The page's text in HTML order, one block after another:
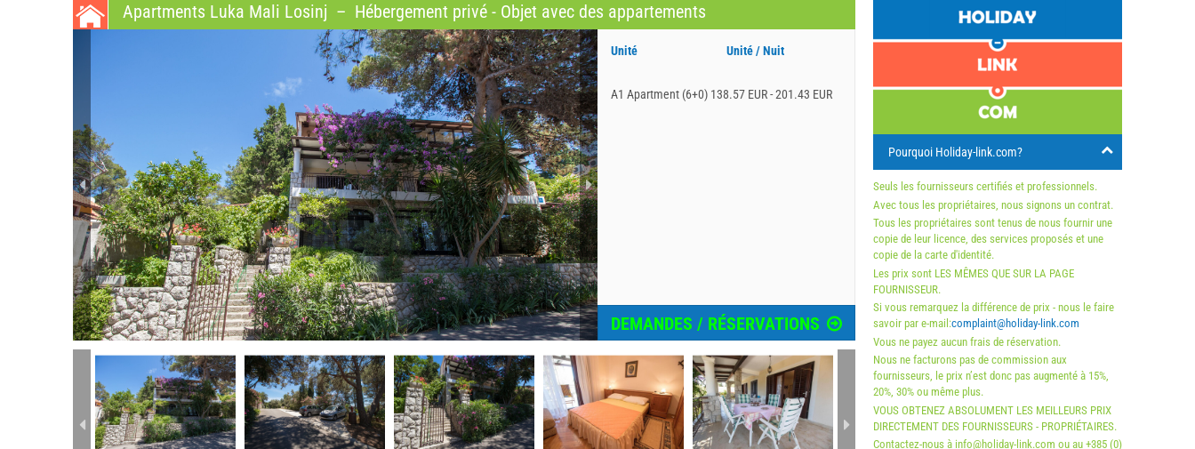
Apartments Luka Mali Losinj – Hébergement privé - Objet avec des appartements
Unité Unité / Nuit
A1 Apartment (6+0) 138.57 EUR - 201.43 EUR
DEMANDES / RÉSERVATIONS
A1 Apartment (6+0): A1 Apartment (6+0):
Pourquoi Holiday-link.com?
Seuls les fournisseurs certifiés et professionnels.
Avec tous les propriétaires, nous signons un contrat.
Tous les propriétaires sont tenus de nous fournir une
copie de leur licence, des services proposés et une
copie de la carte d'identité.
Les prix sont LES MÊMES QUE SUR LA PAGE
FOURNISSEUR.
Si vous remarquez la différence de prix - nous le faire
savoir par e-mail:complaint@holiday-link.com
Vous ne payez aucun frais de réservation.
Nous ne facturons pas de commission aux
fournisseurs, le prix n’est donc pas augmenté à 15%,
20%, 30% ou même plus.
VOUS OBTENEZ ABSOLUMENT LES MEILLEURS PRIX
DIRECTEMENT DES FOURNISSEURS - PROPRIÉTAIRES.
Contactez-nous à info@holiday-link.com ou au +385 (0)